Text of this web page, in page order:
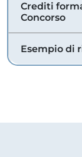
Crediti
Concorso
Esempio di